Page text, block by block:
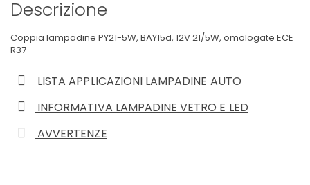
Descrizione
Coppia lampadine PY21-5W, BAY15d, 12V 21/5W, omologate ECE
R37
LISTA APPLICAZIONI LAMPADINE AUTO
INFORMATIVA LAMPADINE VETRO E LED
AVVERTENZE